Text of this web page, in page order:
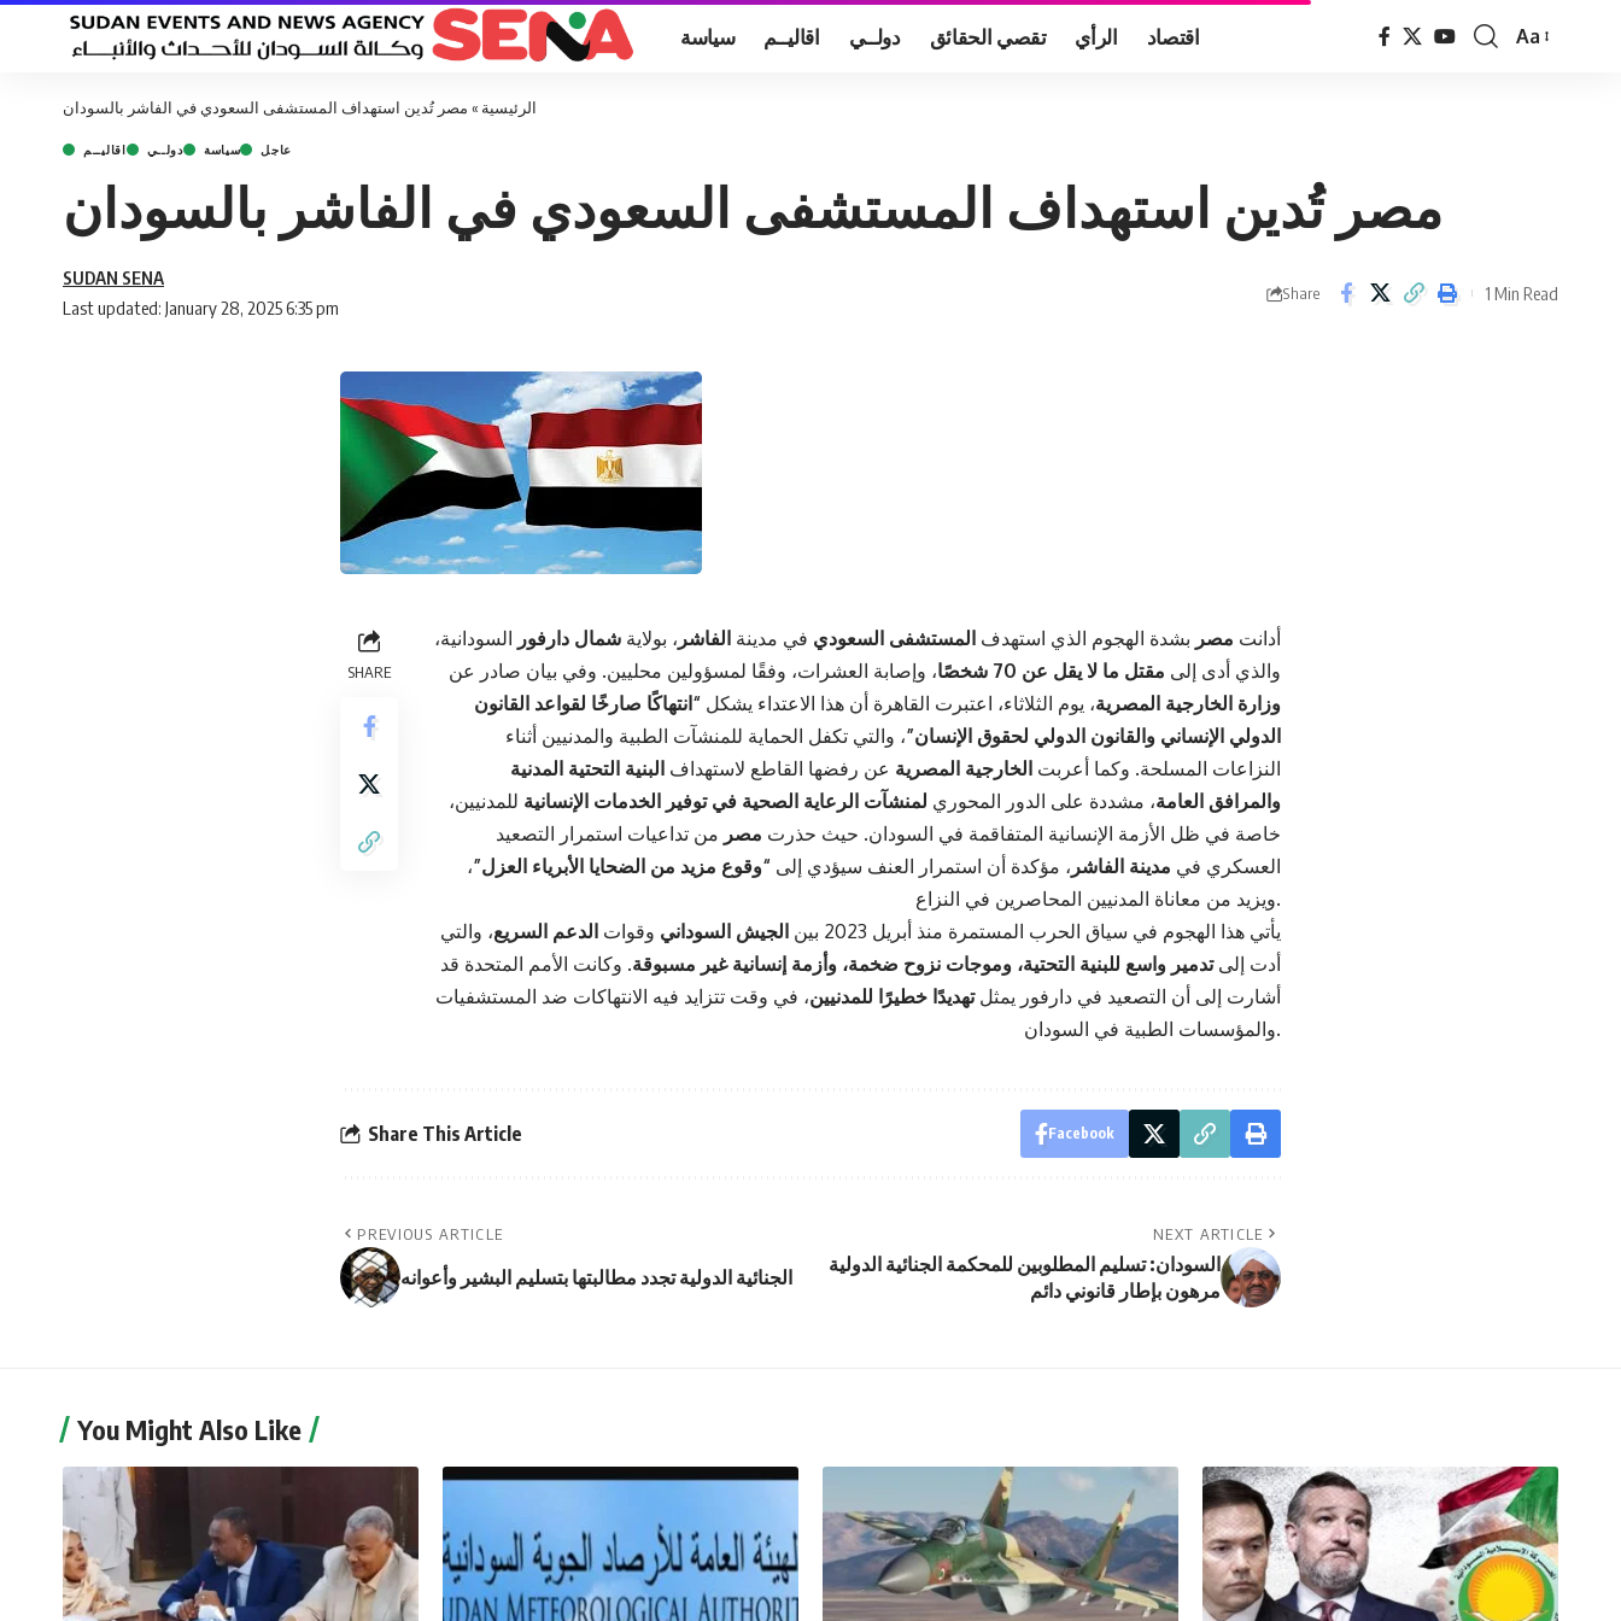
سياسة اقاليــم دولــي تقصي الحقائق الرأي اقتصاد
Font
Aa
الرئيسية » مصر تُدين استهداف المستشفى السعودي في الفاشر بالسودان
اقاليــم دولــي سياسة عاجل
مصر تُدين استهداف المستشفى السعودي في الفاشر بالسودان
Last updated: January 28, 2025 6:35 pm
SUDAN SENA
Share 1 Min Read
SHARE
أدانت مصر بشدة الهجوم الذي استهدف المستشفى السعودي في مدينة الفاشر ، بولاية شمال دارفور السودانية،
والذي أدى إلى مقتل ما لا يقل عن 70 شخصًا
، وإصابة العشرات، وفقًا لمسؤولين محليين. وفي بيان صادر عن
وزارة الخارجية المصرية، يوم الثلاثاء، اعتبرت القاهرة أن هذا الاعتداء يشكل “انتهاكًا صارخًا لقواعد القانون
الدولي الإنساني والقانون الدولي لحقوق الإنسان”، والتي تكفل الحماية للمنشآت الطبية والمدنيين أثناء
النزاعات المسلحة. وكما أعربت الخارجية المصرية عن رفضها القاطع لاستهداف البنية التحتية المدنية
والمرافق العامة، مشددة على الدور المحوري لمنشآت الرعاية الصحية في توفير الخدمات الإنسانية للمدنيين،
خاصة في ظل الأزمة الإنسانية المتفاقمة في السودان. حيث حذرت مصر من تداعيات استمرار التصعيد
العسكري في مدينة الفاشر ، مؤكدة أن استمرار العنف سيؤدي إلى “وقوع مزيد من الضحايا الأبرياء العزل”،
ويزيد من معاناة المدنيين المحاصرين في النزاع.
يأتي هذا الهجوم في سياق الحرب المستمرة منذ أبريل 2023 بين
الجيش السوداني وقوات الدعم السريع، والتي
أدت إلىتدمير واسع للبنية التحتية، وموجات نزوح ضخمة، وأزمة إنسانية غير مسبوقة. وكانت الأمم المتحدة قد
أشارت إلى أن التصعيد في دارفور يمثلتهديدًا خطيرًا للمدنيين، في وقت تتزايد فيه الانتهاكات ضد المستشفيات
والمؤسسات الطبية في السودان.
Share This Article Facebook
PREVIOUS ARTICLE
الجنائية الدولية تجدد مطالبتها بتسليم البشير وأعوانه
NEXT ARTICLE
السودان: تسليم المطلوبين للمحكمة الجنائية الدولية
مرهون بإطار قانوني دائم
You Might Also Like